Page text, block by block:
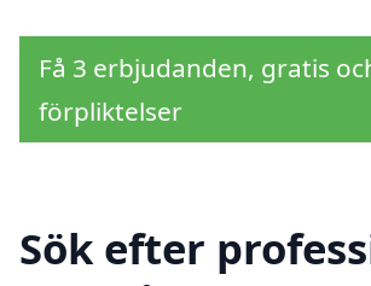
Få 3 erbjudanden, gratis
förpliktelser
Sök efter